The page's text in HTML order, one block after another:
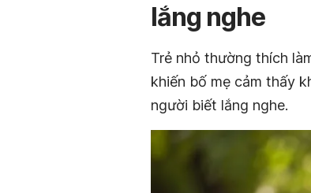
lắng nghe
Trẻ nhỏ thường thích
khiến bố mẹ cảm thấy
người biết lắng nghe.